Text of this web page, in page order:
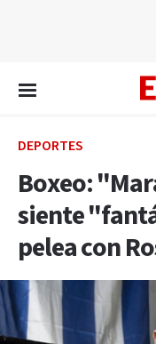
DEPORTES
Boxeo:
siente
pelea con